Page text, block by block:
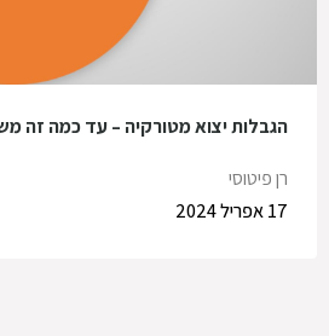
הגבלות יצוא מטורקיה – עד כמה זה
רן פיטוסי
17 אפריל 2024